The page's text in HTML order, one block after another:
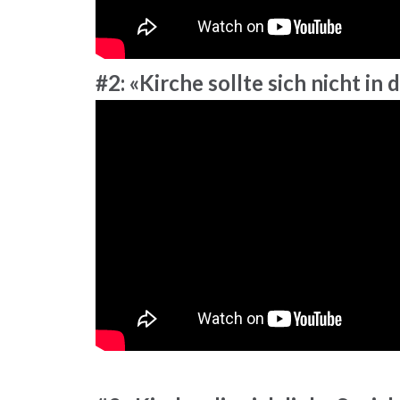
#2: «Kirche sollte sich nicht in